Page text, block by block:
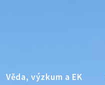
Věda, výzkum a EK